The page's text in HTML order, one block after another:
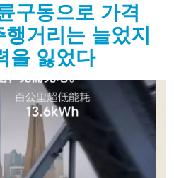
구동으로 가격
거리는 늘었지
을 잃었다